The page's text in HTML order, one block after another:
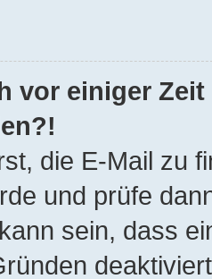
vor einiger
die E-Mail zu
und prüfe
sein, dass